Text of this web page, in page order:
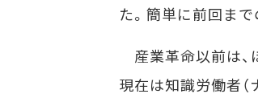
た。簡単に前回ま
産業革命以前は、
現在は知識労働者